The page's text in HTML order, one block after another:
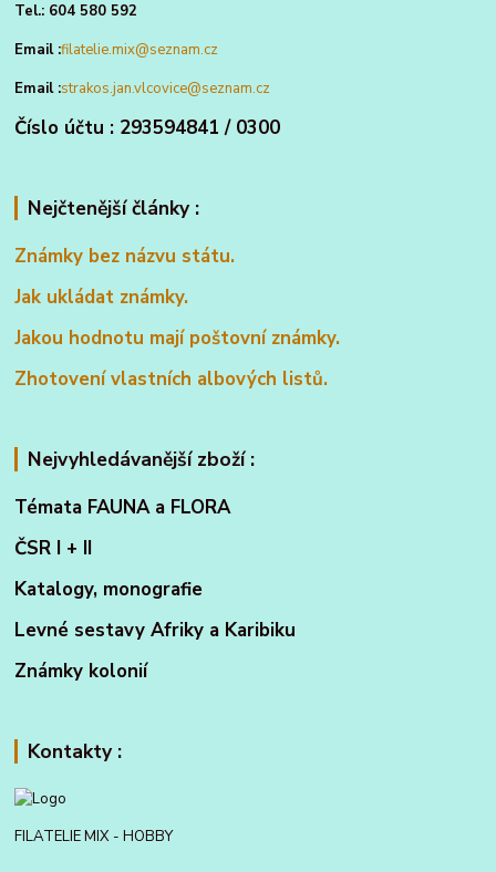
Tel.: 604 580 592
Email :filatelie.mix@seznam.cz
Email :strakos.jan.vlcovice@seznam.cz
Číslo účtu : 293594841 / 0300
Nejčtenější články :
Známky bez názvu státu.
Jak ukládat známky.
Jakou hodnotu mají poštovní známky.
Zhotovení vlastních albových listů.
Nejvyhledávanější zboží :
Témata FAUNA a FLORA
ČSR I + II
Katalogy, monografie
Levné sestavy Afriky a Karibiku
Známky kolonií
Kontakty :
FILATELIE MIX - HOBBY